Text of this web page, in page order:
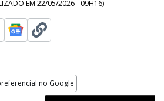
EM 22/05/2026 - 09H16)
no Google